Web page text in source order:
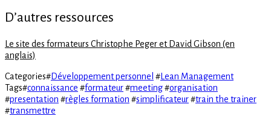
D’autres ressources
Le site des formateurs Christophe Peger et David Gibson (en
anglais)
Categories#Développement personnel #Lean Management
Tags#connaissance #formateur#meeting#organisation
#presentation #règles formation #simplificateur#train the trainer
#transmettre